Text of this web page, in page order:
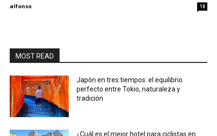
alfonso 18
MOST READ
Japón en tres tiempos: el equilibrio
perfecto entre Tokio, naturaleza y
tradición
¿Cuál es el mejor hotel para ciclistas en